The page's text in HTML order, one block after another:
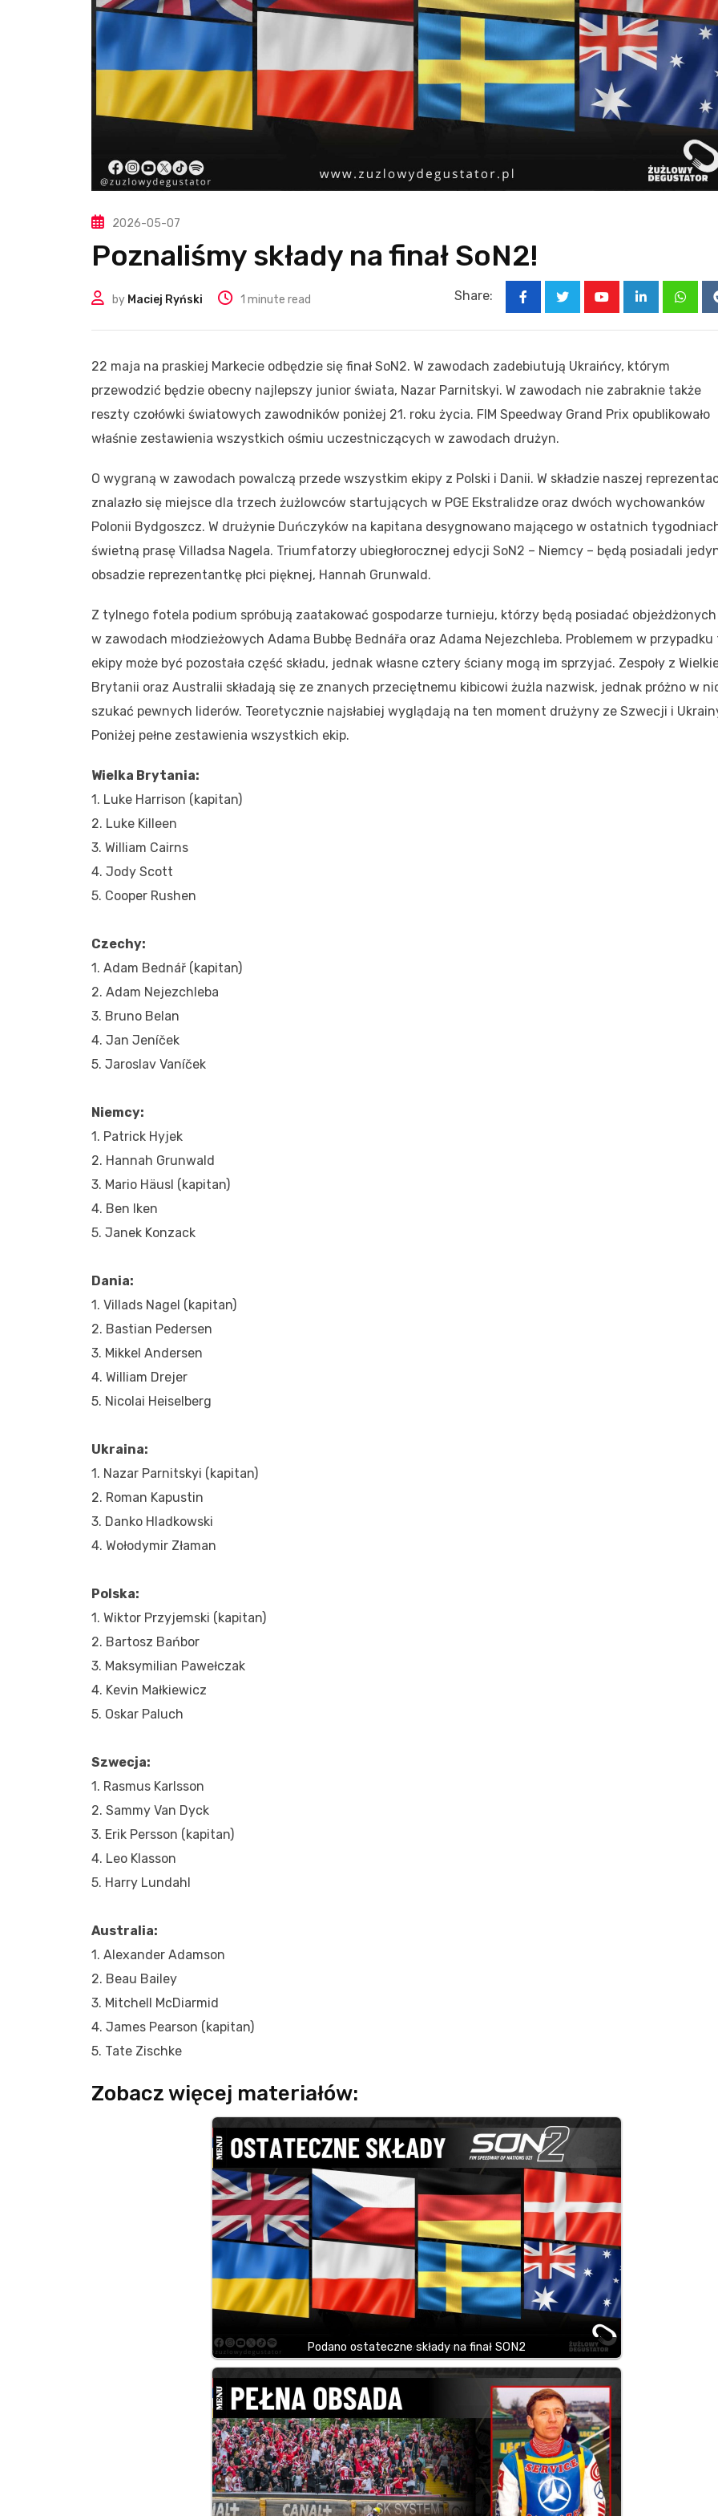
2026-05-07
Poznaliśmy składy na finał SoN2!
by Maciej Ryński 1 minute read Share:
LinkedIn
22 maja na praskiej Markecie odbędzie się finał SoN2. W zawodach zadebiutują Ukraińcy, którym
przewodzić będzie obecny najlepszy junior świata, Nazar Parnitskyi. W zawodach nie zabraknie także
reszty czołówki światowych zawodników poniżej 21. roku życia. FIM Speedway Grand Prix opublikowało
właśnie zestawienia wszystkich ośmiu uczestniczących w zawodach drużyn.
O wygraną w zawodach powalczą przede wszystkim ekipy z Polski i Danii. W składzie naszej
znalazło się miejsce dla trzech żużlowców startujących w PGE Ekstralidze oraz dwóch wychowanków
Polonii Bydgoszcz. W drużynie Duńczyków na kapitana desygnowano mającego w ostatnich
świetną prasę Villadsa Nagela. Triumfatorzy ubiegłorocznej edycji SoN2 – Niemcy – będą posiadali
obsadzie reprezentantkę płci pięknej, Hannah Grunwald.
Z tylnego fotela podium spróbują zaatakować gospodarze turnieju, którzy będą posiadać
w zawodach młodzieżowych Adama Bubbę Bednářa oraz Adama Nejezchleba. Problemem w przypadku
ekipy może być pozostała część składu, jednak własne cztery ściany mogą im sprzyjać. Zespoły z
Brytanii oraz Australii składają się ze znanych przeciętnemu kibicowi żużla nazwisk, jednak próżno w
szukać pewnych liderów. Teoretycznie najsłabiej wyglądają na ten moment drużyny ze Szwecji i
Poniżej pełne zestawienia wszystkich ekip.
Wielka Brytania:
1. Luke Harrison (kapitan)
2. Luke Killeen
3. William Cairns
4. Jody Scott
5. Cooper Rushen
Czechy:
1. Adam Bednář (kapitan)
2. Adam Nejezchleba
3. Bruno Belan
4. Jan Jeníček
5. Jaroslav Vaníček
Niemcy:
1. Patrick Hyjek
2. Hannah Grunwald
3. Mario Häusl (kapitan)
4. Ben Iken
5. Janek Konzack
Dania:
1. Villads Nagel (kapitan)
2. Bastian Pedersen
3. Mikkel Andersen
4. William Drejer
5. Nicolai Heiselberg
Ukraina:
1. Nazar Parnitskyi (kapitan)
2. Roman Kapustin
3. Danko Hladkowski
4. Wołodymir Złaman
Polska:
1. Wiktor Przyjemski (kapitan)
2. Bartosz Bańbor
3. Maksymilian Pawełczak
4. Kevin Małkiewicz
5. Oskar Paluch
Szwecja:
1. Rasmus Karlsson
2. Sammy Van Dyck
3. Erik Persson (kapitan)
4. Leo Klasson
5. Harry Lundahl
Australia:
1. Alexander Adamson
2. Beau Bailey
3. Mitchell McDiarmid
4. James Pearson (kapitan)
5. Tate Zischke
Zobacz więcej materiałów:
Podano ostateczne składy na finał SON2